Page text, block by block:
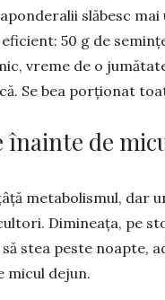
slă­besc
50 g de
vreme de o
Se bea por­ționat
înainte de
metabolis­mul, dar
Dimineața, pe
să stea peste noapte,
mi­cul dejun.